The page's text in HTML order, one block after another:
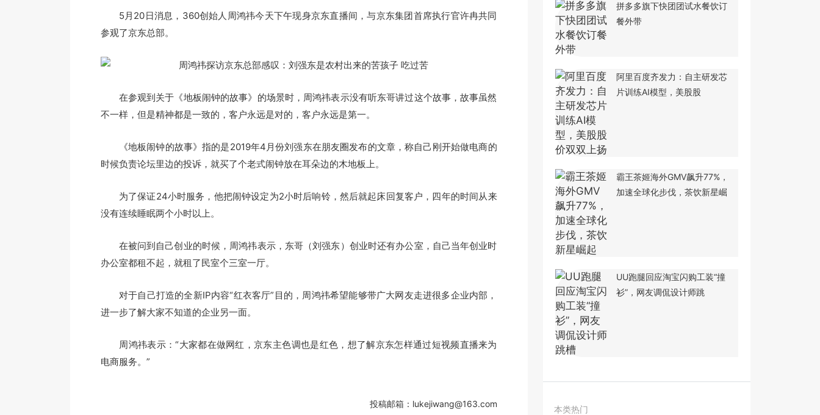
5月20日消息，360创始人周鸿祎今天下午现身京东直播间，与京东集团首席执行官许冉共同
参观了京东总部。
在参观到关于《地板闹钟的故事》的场景时，周鸿祎表示没有听东哥讲过这个故事，故事虽然
不一样，但是精神都是一致的，客户永远是对的，客户永远是第一。
《地板闹钟的故事》指的是2019年4月份刘强东在朋友圈发布的文章，称自己刚开始做电商的
时候负责论坛里边的投诉，就买了个老式闹钟放在耳朵边的木地板上。
为了保证24小时服务，他把闹钟设定为2小时后响铃，然后就起床回复客户，四年的时间从来
没有连续睡眠两个小时以上。
在被问到自己创业的时候，周鸿祎表示，东哥（刘强东）创业时还有办公室，自己当年创业时
办公室都租不起，就租了民室个三室一厅。
对于自己打造的全新IP内容“红衣客厅”目的，周鸿祎希望能够带广大网友走进很多企业内部，
进一步了解大家不知道的企业另一面。
周鸿祎表示：“大家都在做网红，京东主色调也是红色，想了解京东怎样通过短视频直播来为
电商服务。”
投稿邮箱：lukejiwang@163.com
拼多多旗下快团团试水餐饮订
餐外带
​阿里百度齐发力：自主研发芯
片训练AI模型，美股股
霸王茶姬海外GMV飙升77%，
加速全球化步伐，茶饮新星崛
UU跑腿回应淘宝闪购工装“撞
衫”，网友调侃设计师跳
本类热门